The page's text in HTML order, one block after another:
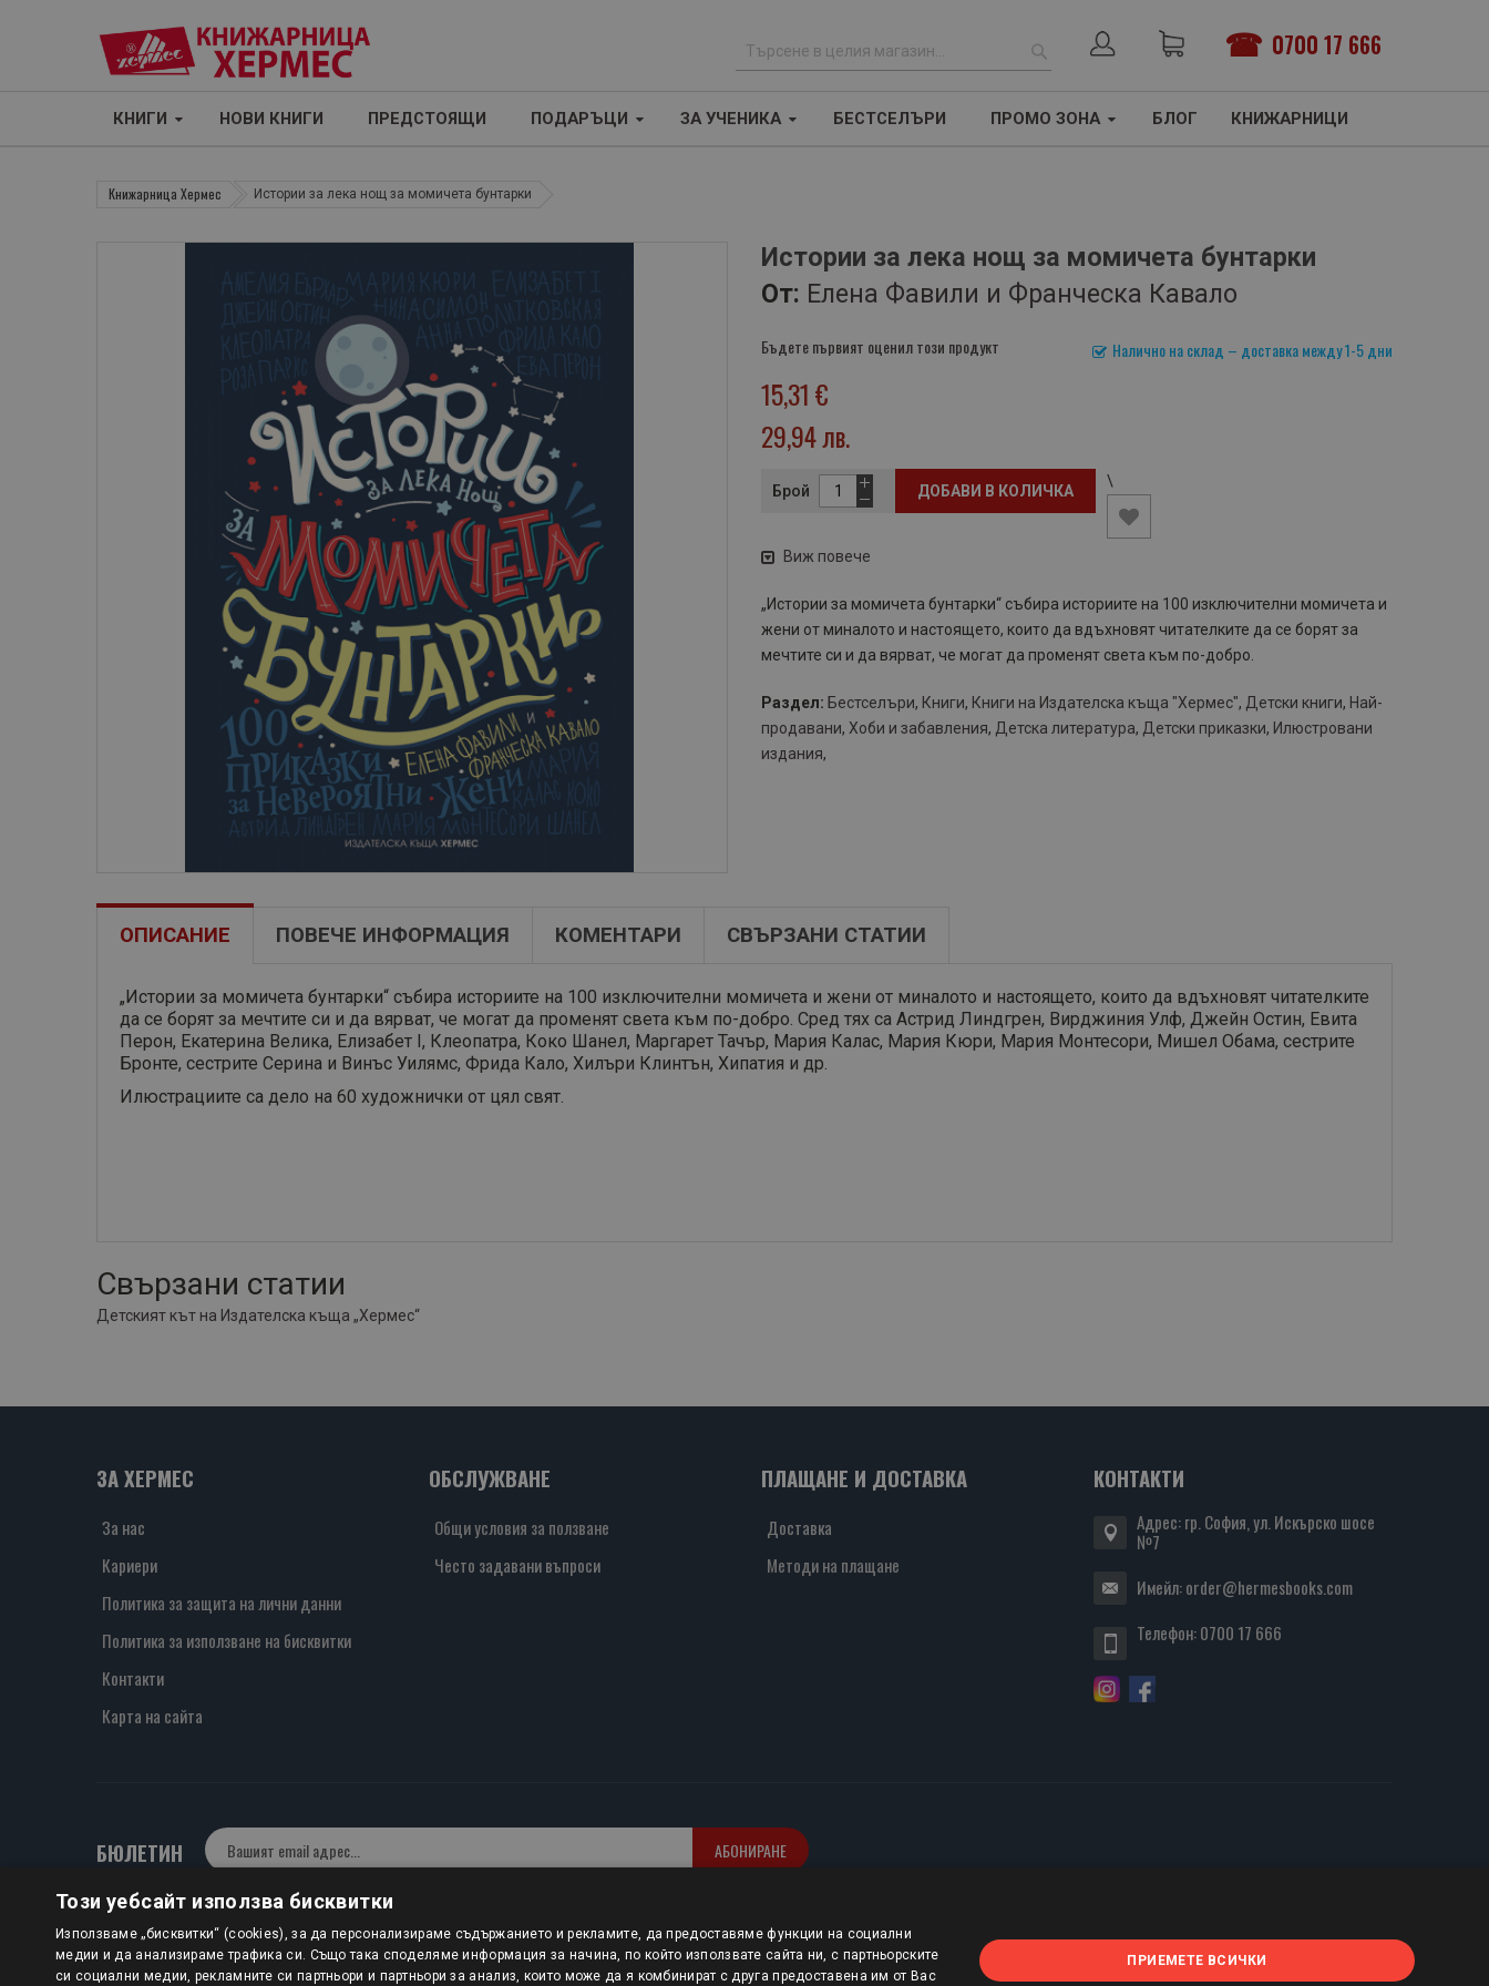
0700 17 666
р
ТЪРСЕНЕ
КНИГИ НОВИ КНИГИ ПРЕДСТОЯЩИ ПОДАРЪЦИ ЗА УЧЕНИКА БЕСТСЕЛЪРИ ПРОМО ЗОНА БЛОГ КНИЖАРНИЦИ
Книжарница Хермес Истории за лека нощ за момичета бунтарки
Истории за лека нощ за момичета бунтарки
От: Елена Фавили и Франческа Кавало
Налично на склад – доставка между 1-5 дни
Бъдете първият оценил този продукт
15,31 €
29,94 лв.
Брой ДОБАВИ В КОЛИЧКА
\
Виж повече
„Истории за момичета бунтарки“ събира историите на 100 изключителни момичета и
жени от миналото и настоящето, които да вдъхновят читателките да се борят за
мечтите си и да вярват, че могат да променят света към по-добро.
Раздел: Бестселъри, Книги, Книги на Издателска къща "Хермес", Детски книги, Най-
продавани, Хоби и забавления, Детска литература, Детски приказки, Илюстровани
издания,
ОПИСАНИЕ ПОВЕЧЕ ИНФОРМАЦИЯ КОМЕНТАРИ СВЪРЗАНИ СТАТИИ
„Истории за момичета бунтарки“ събира историите на 100 изключителни момичета и жени от миналото и настоящето, които да вдъхновят читателките
да се борят за мечтите си и да вярват, че могат да променят света към по-добро. Сред тях са Астрид Линдгрен, Вирджиния Улф, Джейн Остин, Евита
Перон, Екатерина Велика, Елизабет I, Клеопатра, Коко Шанел, Маргарет Тачър, Мария Калас, Мария Кюри, Мария Монтесори, Мишел Обама, сестрите
Бронте, сестрите Серина и Винъс Уилямс, Фрида Кало, Хилъри Клинтън, Хипатия и др.
Илюстрациите са дело на 60 художнички от цял свят.
Свързани статии
Детският кът на Издателска къща „Хермес“
ЗА ХЕРМЕС
За нас
Кариери
Политика за защита на лични данни
Политика за използване на бисквитки
Контакти
Карта на сайта
ОБСЛУЖВАНЕ
Общи условия за ползване
Често задавани въпроси
ПЛАЩАНЕ И ДОСТАВКА
Доставка
Методи на плащане
КОНТАКТИ
Адрес: гр. София, ул. Искърско шосе
№7
Имейл:order@hermesbooks.com
Телефон:0700 17 666
БЮЛЕТИН АБОНИРАНЕ
Авторско право © 2025 HERMESBOOKS.BG
1 EUR = 1.95583 BGN
Този уебсайт използва бисквитки
Използваме „бисквитки“ (cookies), за да персонализираме съдържанието и рекламите, да предоставяме функции на социални
медии и да анализираме трафика си. Също така споделяме информация за начина, по който използвате сайта ни, с партньорските
си социални медии, рекламните си партньори и партньори за анализ, които може да я комбинират с друга предоставена им от Вас
ПРИЕМЕТЕ ВСИЧКИ